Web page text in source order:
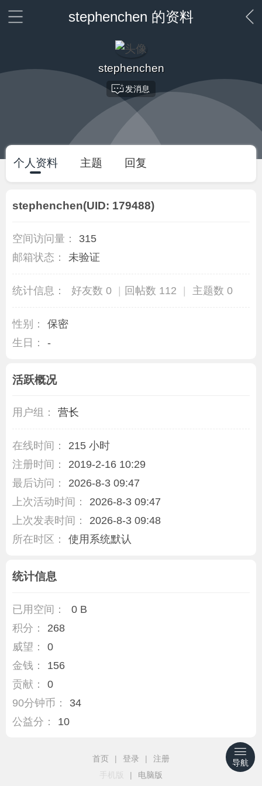
stephenchen 的资料
stephenchen
发消息
个人资料 主题 回复
stephenchen(UID: 179488)
空间访问量：
315
邮箱状态：
未验证
统计信息： 好友数 0 | 回帖数 112 | 主题数 0
性别：
保密
生日：
-
活跃概况
用户组： 营长
在线时间：
215 小时
注册时间：
2019-2-16 10:29
最后访问：
2026-8-3 09:47
上次活动时间：
2026-8-3 09:47
上次发表时间：
2026-8-3 09:48
所在时区：
使用系统默认
统计信息
已用空间：
0 B
积分：
268
威望：
0
金钱：
156
贡献：
0
90分钟币：
34
公益分：
10
首页 | 登录 |
注册
手机版
| 电脑版
导航